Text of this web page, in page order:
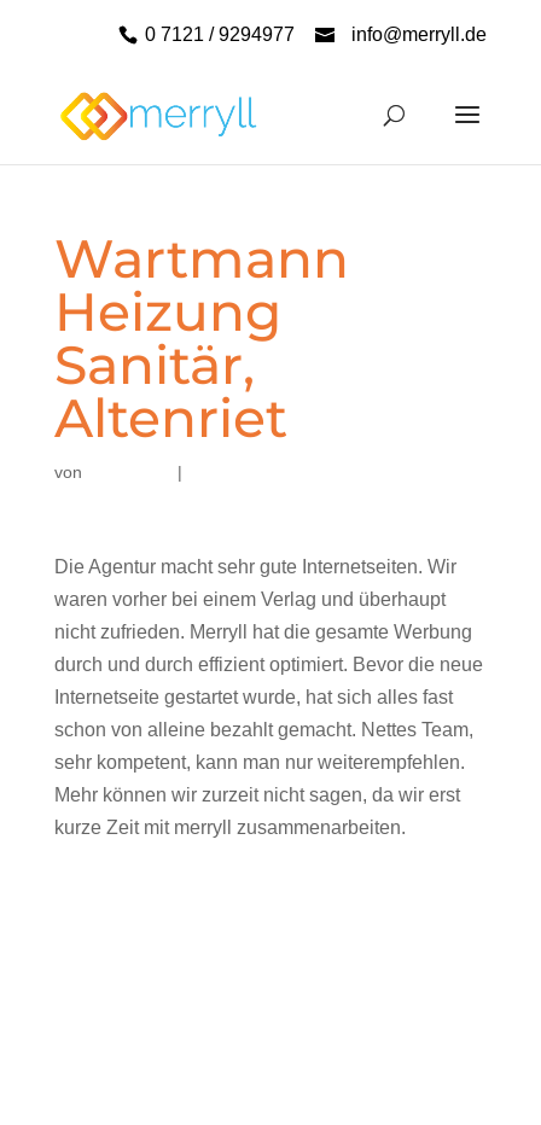
0 7121 / 9294977 info@merryll.de
Wartmann
Heizung
Sanitär,
Altenriet
von |
Die Agentur macht sehr gute Internetseiten. Wir
waren vorher bei einem Verlag und überhaupt
nicht zufrieden. Merryll hat die gesamte Werbung
durch und durch effizient optimiert. Bevor die neue
Internetseite gestartet wurde, hat sich alles fast
schon von alleine bezahlt gemacht. Nettes Team,
sehr kompetent, kann man nur weiterempfehlen.
Mehr können wir zurzeit nicht sagen, da wir erst
kurze Zeit mit merryll zusammenarbeiten.